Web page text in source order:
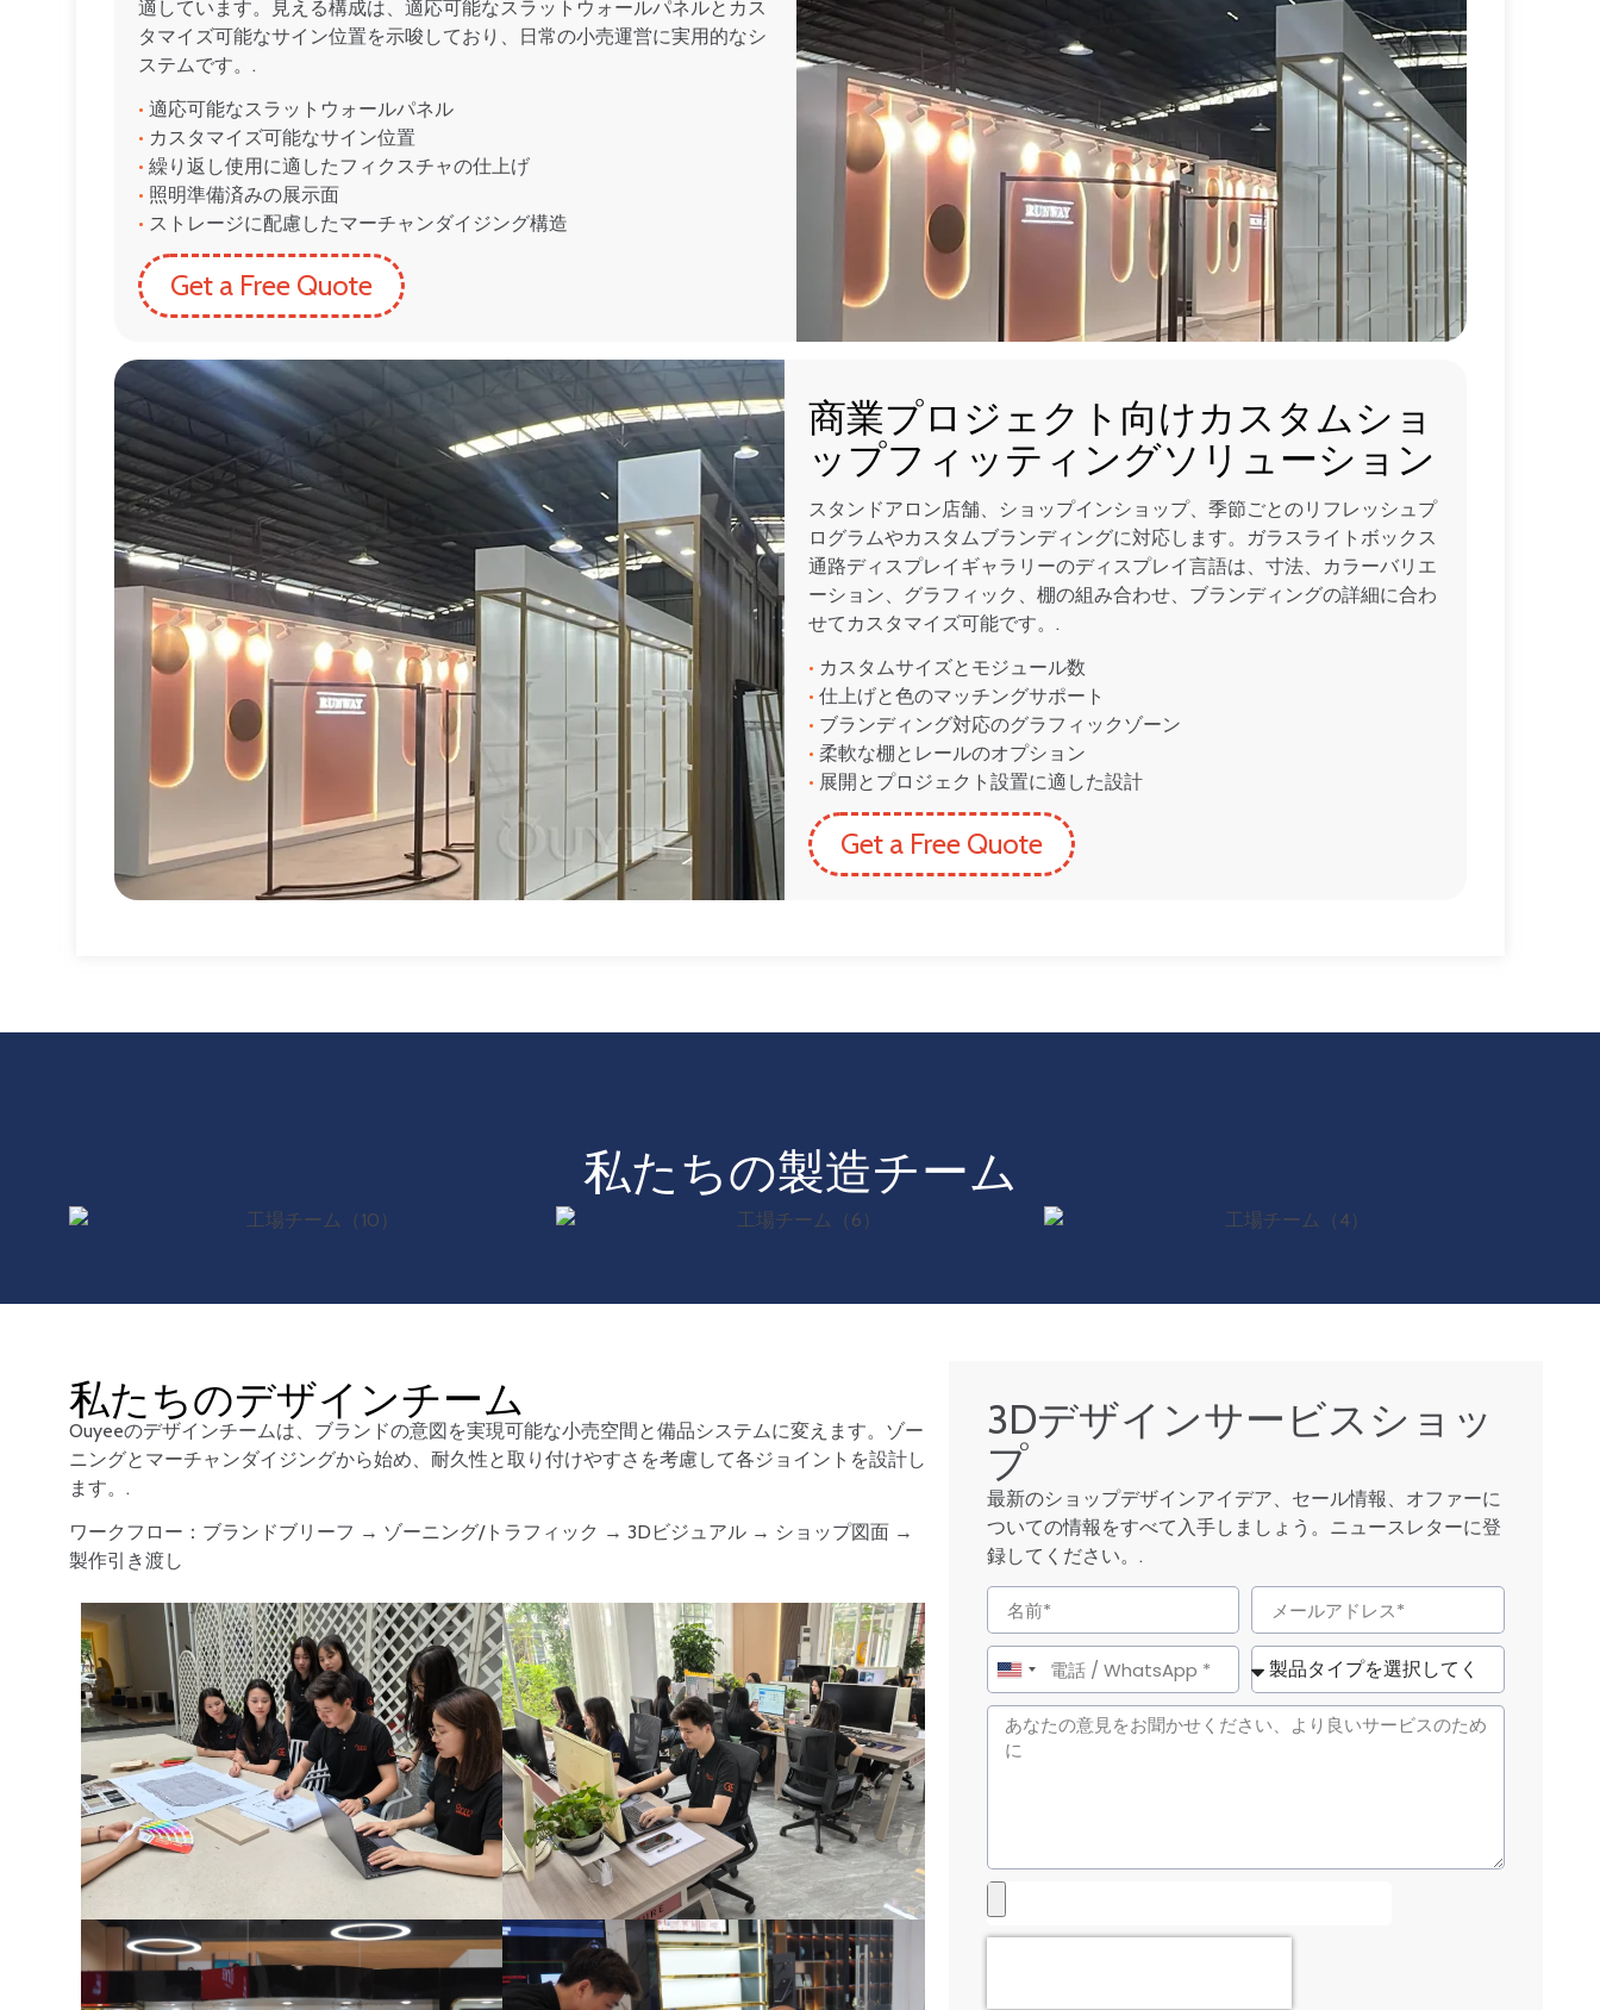
適しています。見える構成は、適応可能なスラットウォールパネルとカス
タマイズ可能なサイン位置を示唆しており、日常の小売運営に実用的なシ
ステムです。.
• 適応可能なスラットウォールパネル
• カスタマイズ可能なサイン位置
• 繰り返し使用に適したフィクスチャの仕上げ
• 照明準備済みの展示面
• ストレージに配慮したマーチャンダイジング構造
Get a Free Quote
商業プロジェクト向けカスタムショ
ップフィッティングソリューション
スタンドアロン店舗、ショップインショップ、季節ごとのリフレッシュプ
ログラムやカスタムブランディングに対応します。ガラスライトボックス
通路ディスプレイギャラリーのディスプレイ言語は、寸法、カラーバリエ
ーション、グラフィック、棚の組み合わせ、ブランディングの詳細に合わ
せてカスタマイズ可能です。.
• カスタムサイズとモジュール数
• 仕上げと色のマッチングサポート
• ブランディング対応のグラフィックゾーン
• 柔軟な棚とレールのオプション
• 展開とプロジェクト設置に適した設計
Get a Free Quote
私たちの製造チーム
私たちのデザインチーム
Ouyeeのデザインチームは、ブランドの意図を実現可能な小売空間と備品システムに変えます。ゾー
ニングとマーチャンダイジングから始め、耐久性と取り付けやすさを考慮して各ジョイントを設計し
ます。.
ワークフロー：ブランドブリーフ → ゾーニング/トラフィック → 3Dビジュアル → ショップ図面 →
製作引き渡し
3Dデザインサービスショッ
プ
最新のショップデザインアイデア、セール情報、オファーに
ついての情報をすべて入手しましょう。ニュースレターに登
録してください。.
United
States
+1